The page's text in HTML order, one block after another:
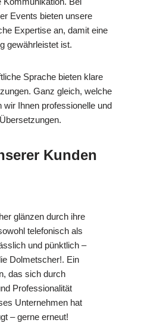
Events bieten unsere
Expertise an, damit eine
gewährleistet ist.
Sprache bieten klare
Ganz gleich, welche
wir Ihnen professionelle und
Kunden
glänzen durch ihre
telefonisch als
und pünktlich –
Dolmetscher!. Ein
das sich durch
Professionalität
Unternehmen hat
– gerne erneut!